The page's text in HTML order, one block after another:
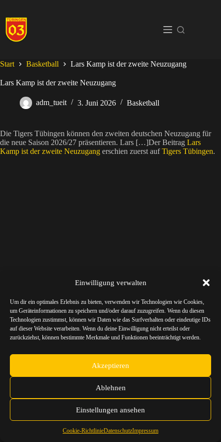
Einwilligung verwalten
Um dir ein optimales Erlebnis zu bieten, verwenden wir Technologien wie Cookies,
um Geräteinformationen zu speichern und/oder darauf zuzugreifen. Wenn du diesen
Technologien zustimmst, können wir Daten wie das Surfverhalten oder eindeutige IDs
auf dieser Website verarbeiten. Wenn du deine Einwilligung nicht erteilst oder
zurückziehst, können bestimmte Merkmale und Funktionen beeinträchtigt werden.
Akzeptieren
Ablehnen
Einstellungen ansehen
Cookie-RichtlinieDatenschutzImpressum
springen
Start Basketball Lars Kamp ist der zweite Neuzugang
Lars Kamp ist der zweite Neuzugang
adm_tueit 3. Juni 2026 Basketball
Die Tigers Tübingen können den zweiten deutschen Neuzugang für
die neue Saison 2026/27 präsentieren. Lars […]Der Beitrag Lars
Kamp ist der zweite Neuzugang erschien zuerst aufTigers Tübingen.